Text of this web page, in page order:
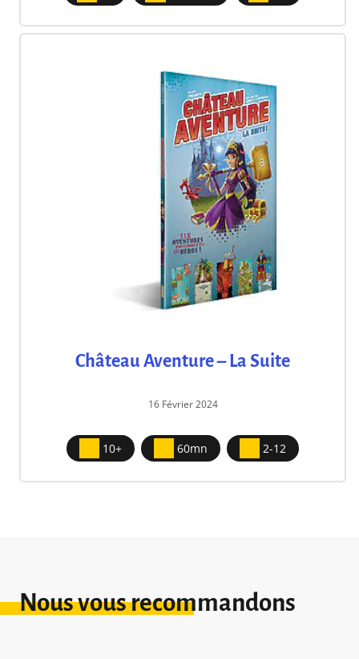
Château Aventure – La Suite
16 Février 2024
10+ 60mn 2-12
Nous vous recommandons